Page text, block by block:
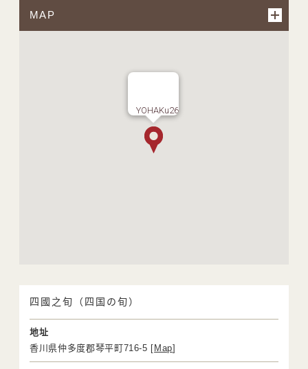
MAP
YOHAKu26
四國之旬（四国の旬）
地址
香川県仲多度郡琴平町716-5 [ Map]